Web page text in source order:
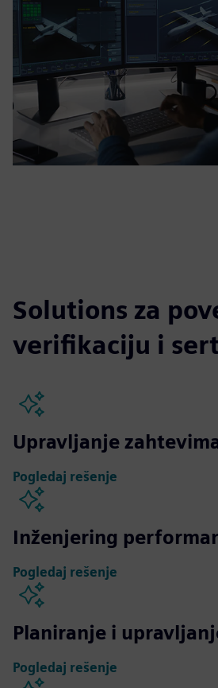
Solutions za
verifikaciju i
Upravljanje
Pogledaj rešenje
Inženjering
Pogledaj rešenje
Planiranje i
Pogledaj rešenje